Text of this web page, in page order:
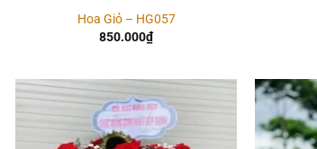
Hoa Giỏ – HG057
850.000₫
wishlist